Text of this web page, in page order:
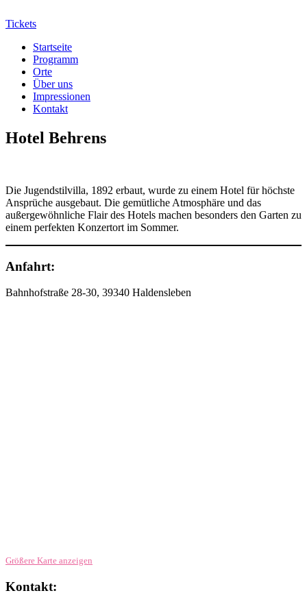
Tickets
Startseite
Programm
Orte
Über uns
Impressionen
Kontakt
Hotel Behrens
Die Jugendstilvilla, 1892 erbaut, wurde zu einem Hotel für höchste
Ansprüche ausgebaut. Die gemütliche Atmosphäre und das
außergewöhnliche Flair des Hotels machen besonders den Garten zu
einem perfekten Konzertort im Sommer.
Anfahrt:
Bahnhofstraße 28-30, 39340 Haldensleben
Größere Karte anzeigen
Kontakt: